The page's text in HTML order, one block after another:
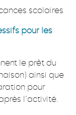
scolaires
pour les
le prêt du
ainsi que
pour
l’activité.